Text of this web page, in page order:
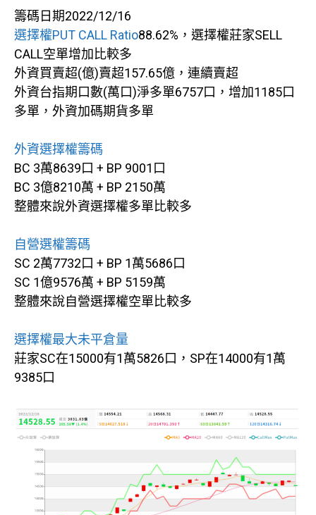
籌碼日期2022/12/16
選擇權PUT CALL Ratio88.62%，選擇權莊家SELL
CALL空單增加比較多
外資買賣超(億)賣超157.65億，連續賣超
外資台指期口數(萬口)淨多單6757口，增加1185口
多單，外資加碼期貨多單
外資選擇權籌碼
BC 3萬8639口 + BP 9001口
BC 3億8210萬 + BP 2150萬
整體來說外資選擇權多單比較多
自營選權籌碼
SC 2萬7732口 + BP 1萬5686口
SC 1億9576萬 + BP 5159萬
整體來說自營選擇權空單比較多
選擇權最大未平倉量
莊家SC在15000有1萬5826口，SP在14000有1萬
9385口